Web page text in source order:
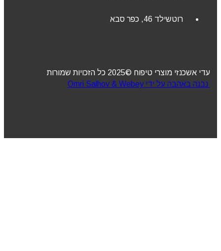
רוטשילד 46, כפר סבא
עדי אשכנזי מוצרי טיפוח ©2025 כל הזכויות שמורות
נבנה באהבה על ידי Omri Salhov & Webey